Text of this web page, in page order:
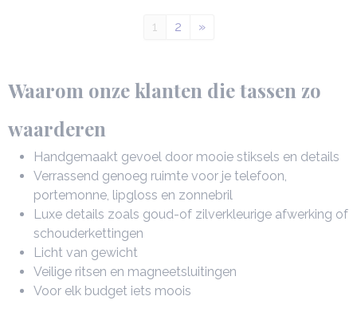
1 2 »
Waarom onze klanten die tassen zo
waarderen
Handgemaakt gevoel door mooie stiksels en details
Verrassend genoeg ruimte voor je telefoon,
portemonne, lipgloss en zonnebril
Luxe details zoals goud-of zilverkleurige afwerking of
schouderkettingen
Licht van gewicht
Veilige ritsen en magneetsluitingen
Voor elk budget iets moois